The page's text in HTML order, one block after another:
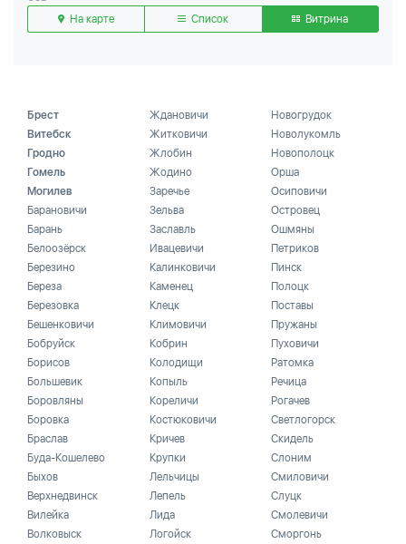
На карте
Список Витрина
Брест
Витебск
Гродно
Гомель
Могилев
Барановичи
Барань
Белоозёрск
Березино
Береза
Березовка
Бешенковичи
Бобруйск
Борисов
Большевик
Боровляны
Боровка
Браслав
Буда-Кошелево
Быхов
Верхнедвинск
Вилейка
Волковыск
Ждановичи
Житковичи
Жлобин
Жодино
Заречье
Зельва
Заславль
Ивацевичи
Калинковичи
Каменец
Клецк
Климовичи
Кобрин
Колодищи
Копыль
Кореличи
Костюковичи
Кричев
Крупки
Лельчицы
Лепель
Лида
Логойск
Новогрудок
Новолукомль
Новополоцк
Орша
Осиповичи
Островец
Ошмяны
Петриков
Пинск
Полоцк
Поставы
Пружаны
Пуховичи
Ратомка
Речица
Рогачев
Светлогорск
Скидель
Слоним
Смиловичи
Слуцк
Смолевичи
Сморгонь